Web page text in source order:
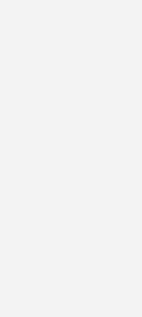
kurz vor der Wahl
die EU das COP-
unterfüttern. Es
und im Gaza-
Donald Trumps, der
dem Verwässern
55“. Der BEE will
plus Sektor-
Paket gegen
einen starken
Europa sei in der